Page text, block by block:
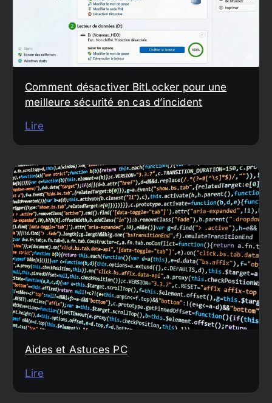
Comment désactiver BitLocker pour une
meilleure sécurité en cas d’incident
Lire
Aides et Astuces PC
Lire